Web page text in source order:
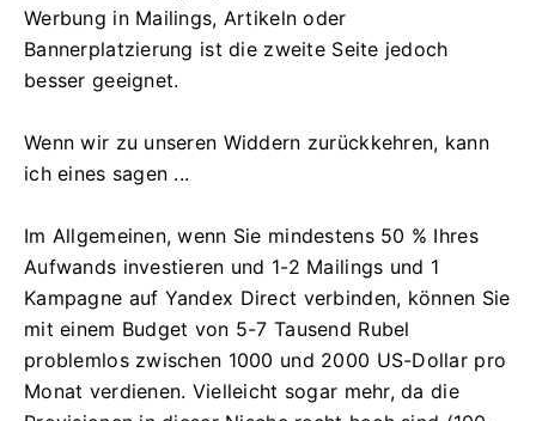
Werbung in Mailings, Artikeln oder
Bannerplatzierung ist die zweite Seite jedoch
besser geeignet.
Wenn wir zu unseren Widdern zurückkehren, kann
ich eines sagen ...
Im Allgemeinen, wenn Sie mindestens 50 % Ihres
Aufwands investieren und 1-2 Mailings und 1
Kampagne auf Yandex Direct verbinden, können Sie
mit einem Budget von 5-7 Tausend Rubel
problemlos zwischen 1000 und 2000 US-Dollar pro
Monat verdienen. Vielleicht sogar mehr, da die